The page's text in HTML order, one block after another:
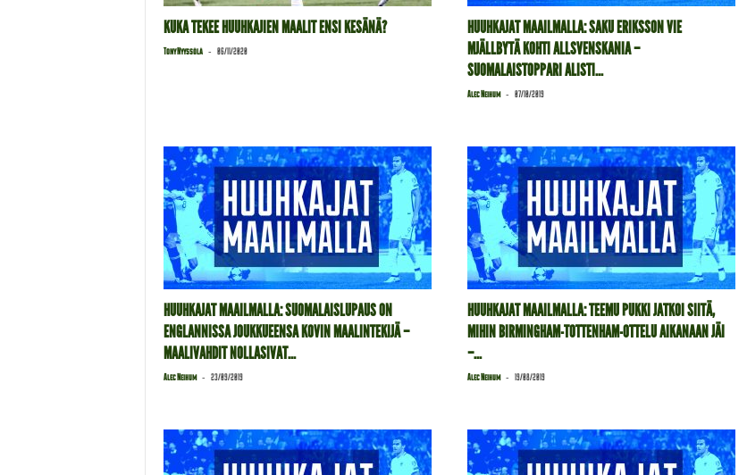
KUKA TEKEE HUUHKAJIEN MAALIT ENSI KESÄNÄ?
Tony Nyyssölä - 06/11/2020
HUUHKAJAT MAAILMALLA: SAKU ERIKSSON VIE
MJÄLLBYTÄ KOHTI ALLSVENSKANIA –
SUOMALAISTOPPARI ALISTI...
Alec Neihum - 07/10/2019
HUUHKAJAT MAAILMALLA: SUOMALAISLUPAUS ON
ENGLANNISSA JOUKKUEENSA KOVIN MAALINTEKIJÄ –
MAALIVAHDIT NOLLASIVAT...
Alec Neihum - 23/09/2019
HUUHKAJAT MAAILMALLA: TEEMU PUKKI JATKOI SIITÄ,
MIHIN BIRMINGHAM-TOTTENHAM-OTTELU AIKANAAN JÄI
–...
Alec Neihum - 19/08/2019